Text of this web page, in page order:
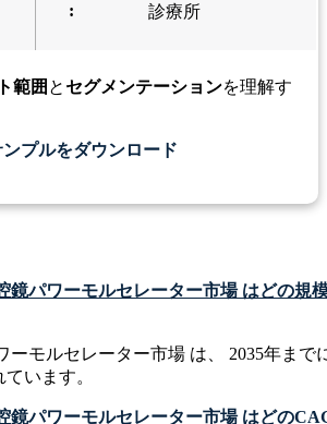
:
診療所
範囲 と セグメンテーションを理解す
プルをダウンロード
鏡パワーモルセレーター市場 はどの規
ーモルセレーター市場 は、 2035年まで
います。
鏡パワーモルセレーター市場 はどの